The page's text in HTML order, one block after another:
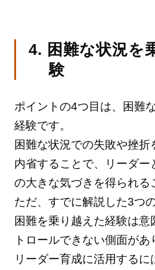
4. 困難な状況を
験
ポイントの4つ目は、困難
経験です。
困難な状況での失敗や挫折
内省することで、リーダー
の大きな気づきを得られる
ただ、すでに解説した3つ
困難を乗り越えた経験は意
トロールできない側面があ
リーダー育成に活用する